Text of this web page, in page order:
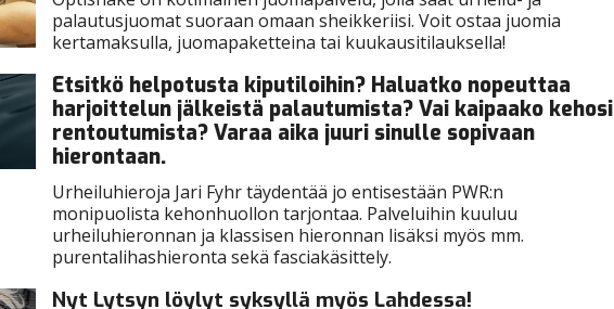
palautusjuomat suoraan omaan sheikkeriisi. Voit ostaa juomia
kertamaksulla, juomapaketteina tai kuukausitilauksella!
Etsitkö helpotusta kiputiloihin? Haluatko nopeuttaa
harjoittelun jälkeistä palautumista? Vai kaipaako kehosi
rentoutumista? Varaa aika juuri sinulle sopivaan
hierontaan.​​​​​​​
Urheiluhieroja Jari Fyhr täydentää jo entisestään PWR:n
monipuolista kehonhuollon tarjontaa. Palveluihin kuuluu
urheiluhieronnan ja klassisen hieronnan lisäksi myös mm.
purentalihashieronta sekä fasciakäsittely.
Nyt Lytsyn löylyt syksyllä myös Lahdessa!